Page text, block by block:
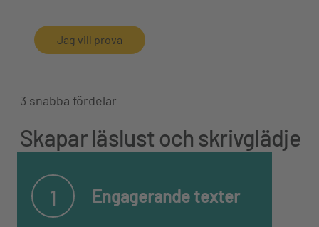
Jag vill prova
3 snabba fördelar
Skapar läslust och skrivglädje
1 Engagerande texter